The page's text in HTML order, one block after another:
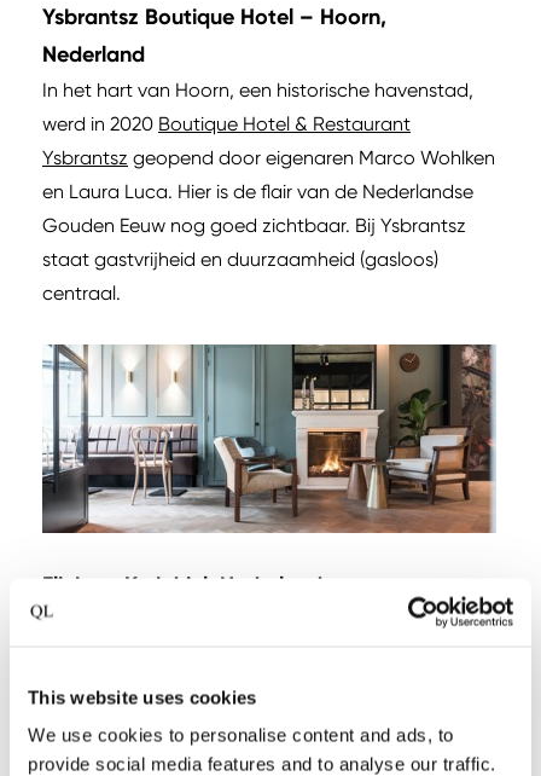
This website uses cookies
We use cookies to personalise content and ads, to
provide social media features and to analyse our traffic.
Ysbrantsz Boutique Hotel – Hoorn,
Nederland
In het hart van Hoorn, een historische havenstad,
werd in 2020 Boutique Hotel & Restaurant
Ysbrantsz geopend door eigenaren Marco Wohlken
en Laura Luca. Hier is de flair van de Nederlandse
Gouden Eeuw nog goed zichtbaar. Bij Ysbrantsz
staat gastvrijheid en duurzaamheid (gasloos)
centraal.
Flicka – Kerkdriel, Nederland
Puur culinair genieten tussen de Maas en de Waal
Michelinster. Thomas en Merlijn maken hun dromen
werkelijkheid en met groot succes. Bij Flicka draait
alles om de beleving van de gast.